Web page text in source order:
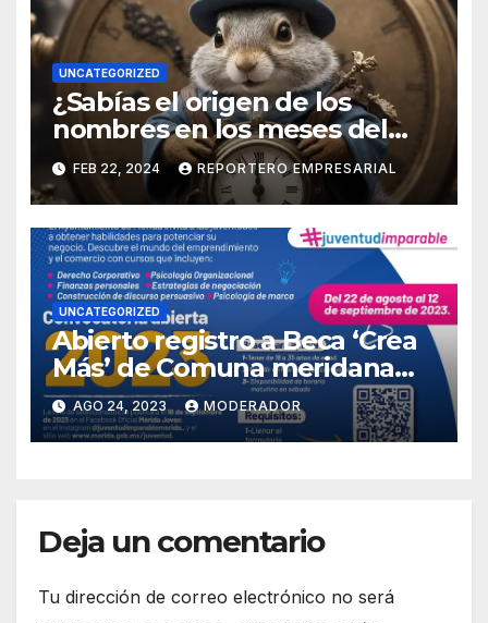
UNCATEGORIZED
¿Sabías el origen de los
nombres en los meses del
calendario?
FEB 22, 2024 REPORTERO EMPRESARIAL
UNCATEGORIZED
Abierto registro a Beca ‘Crea
Más’ de Comuna meridana
para jóvenes emprendedores
AGO 24, 2023 MODERADOR
Deja un comentario
Tu dirección de correo electrónico no será